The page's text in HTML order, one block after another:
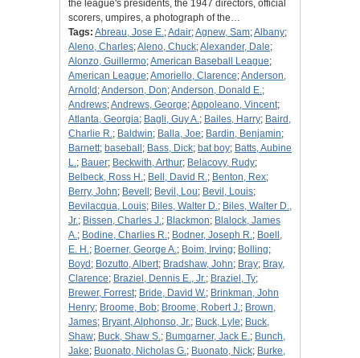
the league's presidents, the 1947 directors, official
scorers, umpires, a photograph of the…
Tags: Abreau, Jose E.;Adair;Agnew, Sam;Albany;
Aleno, Charles;Aleno, Chuck;Alexander, Dale;
Alonzo, Guillermo;American Baseball League;
American League;Amoriello, Clarence;Anderson,
Arnold ;Anderson, Don;Anderson, Donald E.;
Andrews;Andrews, George;Appoleano, Vincent;
Atlanta, Georgia; Bagli, Guy A.; Bailes, Harry; Baird,
Charlie R.; Baldwin; Balla, Joe; Bardin, Benjamin;
Barnett; baseball ; Bass, Dick; bat boy; Batts, Aubine
L.; Bauer; Beckwith, Arthur; Belacovy, Rudy;
Belbeck, Ross H.; Bell, David R.; Benton, Rex;
Berry, John; Bevell ; Bevil, Lou; Bevil, Louis;
Bevilacqua, Louis; Biles, Walter D.; Biles, Walter D.,
Jr.; Bissen, Charles J.; Blackmon; Blalock, James
A.; Bodine, Charlies R.; Bodner, Joseph R.; Boell,
E. H.; Boerner, George A.; Boim, Irving; Bolling;
Boyd ; Bozutto, Albert; Bradshaw, John; Bray; Bray,
Clarence; Braziel, Dennis E., Jr.; Braziel, Ty;
Brewer, Forrest; Bride, David W.; Brinkman, John
Henry; Broome, Bob; Broome, Robert J.; Brown,
James; Bryant, Alphonso, Jr.; Buck, Lyle; Buck,
Shaw; Buck, Shaw S.; Bumgarner, Jack E.; Bunch,
Jake; Buonato, Nicholas G.; Buonato, Nick; Burke,